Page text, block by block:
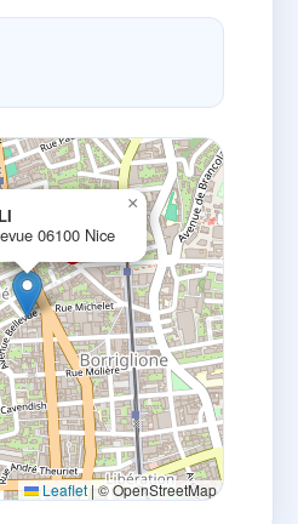
06100 Nice
×
Leaflet |© OpenStreetMap